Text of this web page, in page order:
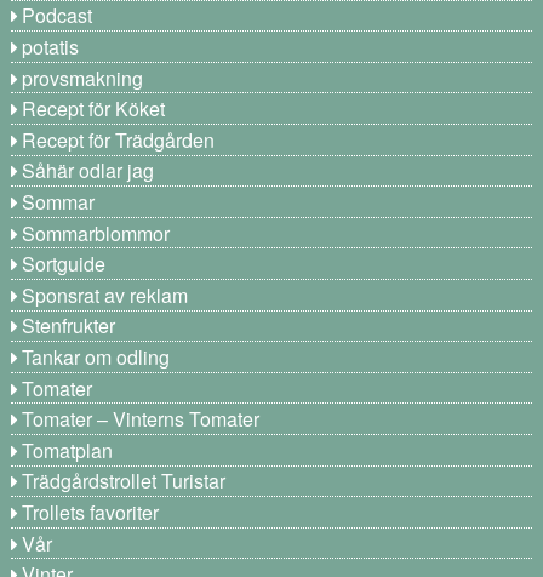
Podcast
potatis
provsmakning
Recept för Köket
Recept för Trädgården
Såhär odlar jag
Sommar
Sommarblommor
Sortguide
Sponsrat av reklam
Stenfrukter
Tankar om odling
Tomater
Tomater – Vinterns Tomater
Tomatplan
Trädgårdstrollet Turistar
Trollets favoriter
Vår